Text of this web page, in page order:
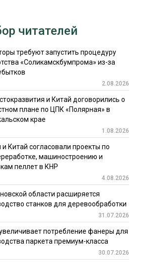
читателей
требуют запустить процедуру
«Соликамскбумпрома» из-за
2.08.2026
и Китай договорились о
плане по ЦПК «Полярная» в
крае
1.08.2026
и Китай согласовали проекты по
машиностроению и
пеллет в КНР
4.08.2026
области расширяется
станков для деревообработки
31.07.2026
потребление фанеры для
паркета премиум-класса
30.07.2026